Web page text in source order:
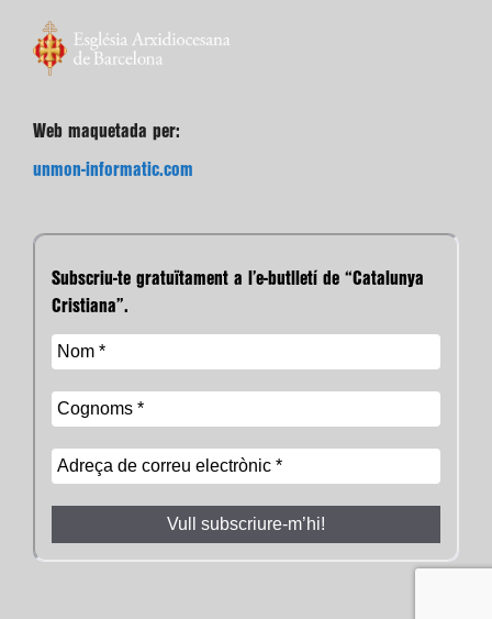
Web maquetada per:
unmon-informatic.com
Subscriu-te gratuïtament a l’e-butlletí de “Catalunya
Cristiana”.